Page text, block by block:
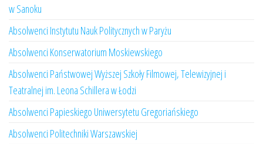
w Sanoku
Absolwenci Instytutu Nauk Politycznych w Paryżu
Absolwenci Konserwatorium Moskiewskiego
Absolwenci Państwowej Wyższej Szkoły Filmowej, Telewizyjnej i
Teatralnej im. Leona Schillera w Łodzi
Absolwenci Papieskiego Uniwersytetu Gregoriańskiego
Absolwenci Politechniki Warszawskiej